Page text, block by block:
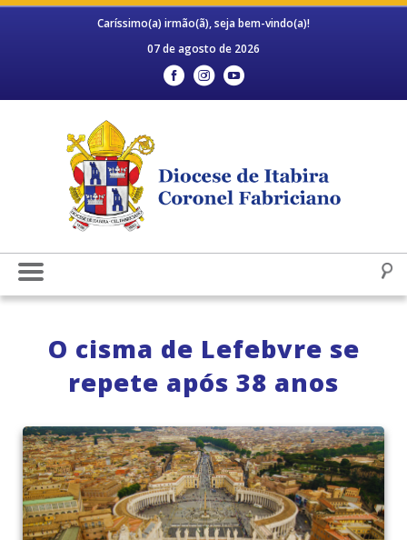
Caríssimo(a) irmão(ã), seja bem-vindo(a)!
07 de agosto de 2026
O cisma de Lefebvre se
repete após 38 anos